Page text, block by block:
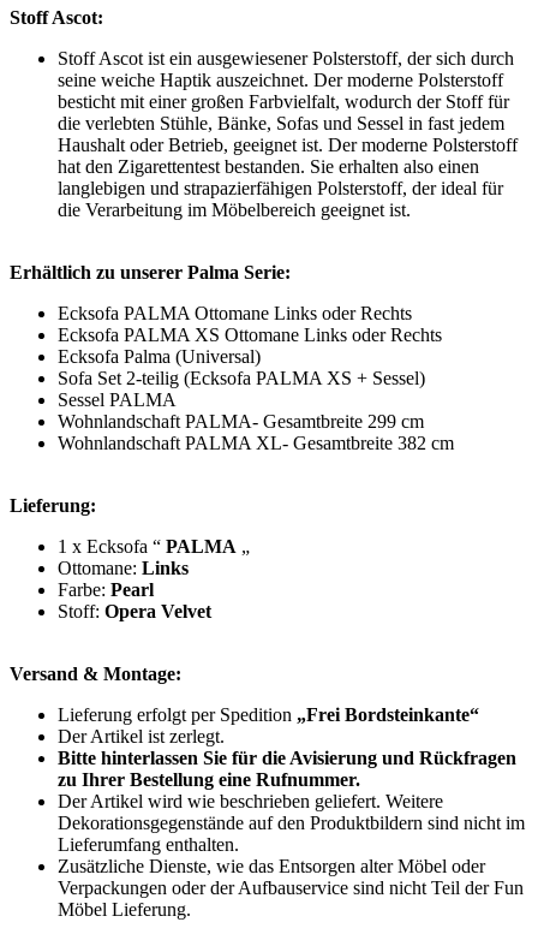
Stoff Ascot:
Stoff Ascot ist ein ausgewiesener Polsterstoff, der sich durch
seine weiche Haptik auszeichnet. Der moderne Polsterstoff
besticht mit einer großen Farbvielfalt, wodurch der Stoff für
die verlebten Stühle, Bänke, Sofas und Sessel in fast jedem
Haushalt oder Betrieb, geeignet ist. Der moderne Polsterstoff
hat den Zigarettentest bestanden. Sie erhalten also einen
langlebigen und strapazierfähigen Polsterstoff, der ideal für
die Verarbeitung im Möbelbereich geeignet ist.
Erhältlich zu unserer Palma Serie:
Ecksofa PALMA Ottomane Links oder Rechts
Ecksofa PALMA XS Ottomane Links oder Rechts
Ecksofa Palma (Universal)
Sofa Set 2-teilig (Ecksofa PALMA XS + Sessel)
Sessel PALMA
Wohnlandschaft PALMA- Gesamtbreite 299 cm
Wohnlandschaft PALMA XL- Gesamtbreite 382 cm
Lieferung:
1 x Ecksofa “ PALMA „
Ottomane: Links
Farbe: Pearl
Stoff: Opera Velvet
Versand & Montage:
Lieferung erfolgt per Spedition „Frei Bordsteinkante“
Der Artikel ist zerlegt.
Bitte hinterlassen Sie für die Avisierung und Rückfragen
zu Ihrer Bestellung eine Rufnummer.
Der Artikel wird wie beschrieben geliefert. Weitere
Dekorationsgegenstände auf den Produktbildern sind nicht im
Lieferumfang enthalten.
Zusätzliche Dienste, wie das Entsorgen alter Möbel oder
Verpackungen oder der Aufbauservice sind nicht Teil der Fun
Möbel Lieferung.